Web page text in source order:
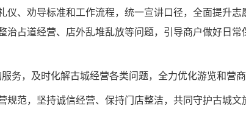
、劝导标准和工作流程，统一宣讲口径，全面提升志
占道经营、店外乱堆乱放等问题，引导商户做好日
，及时化解古城经营各类问题，全力优化游览和营商
范，坚持诚信经营、保持门店整洁，共同守护古城